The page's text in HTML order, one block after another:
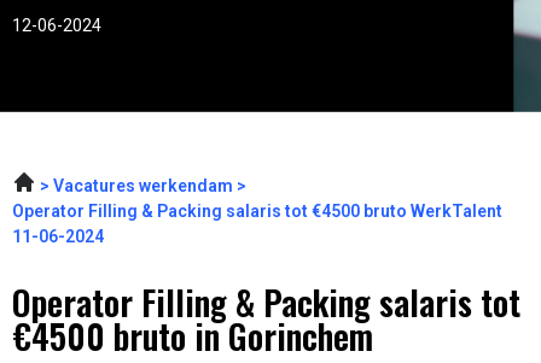
12-06-2024
Vacatures werkendam
Operator Filling & Packing salaris tot €4500 bruto WerkTalent
11-06-2024
Operator Filling & Packing salaris tot
€4500 bruto in Gorinchem